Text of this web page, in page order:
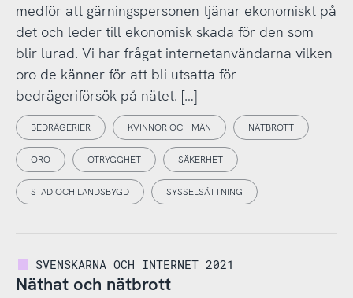
medför att gärningspersonen tjänar ekonomiskt på
det och leder till ekonomisk skada för den som
blir lurad. Vi har frågat internetanvändarna vilken
oro de känner för att bli utsatta för
bedrägeriförsök på nätet. […]
BEDRÄGERIER KVINNOR OCH MÄN NÄTBROTT
ORO OTRYGGHET SÄKERHET
STAD OCH LANDSBYGD SYSSELSÄTTNING
SVENSKARNA OCH INTERNET 2021
Näthat och nätbrott